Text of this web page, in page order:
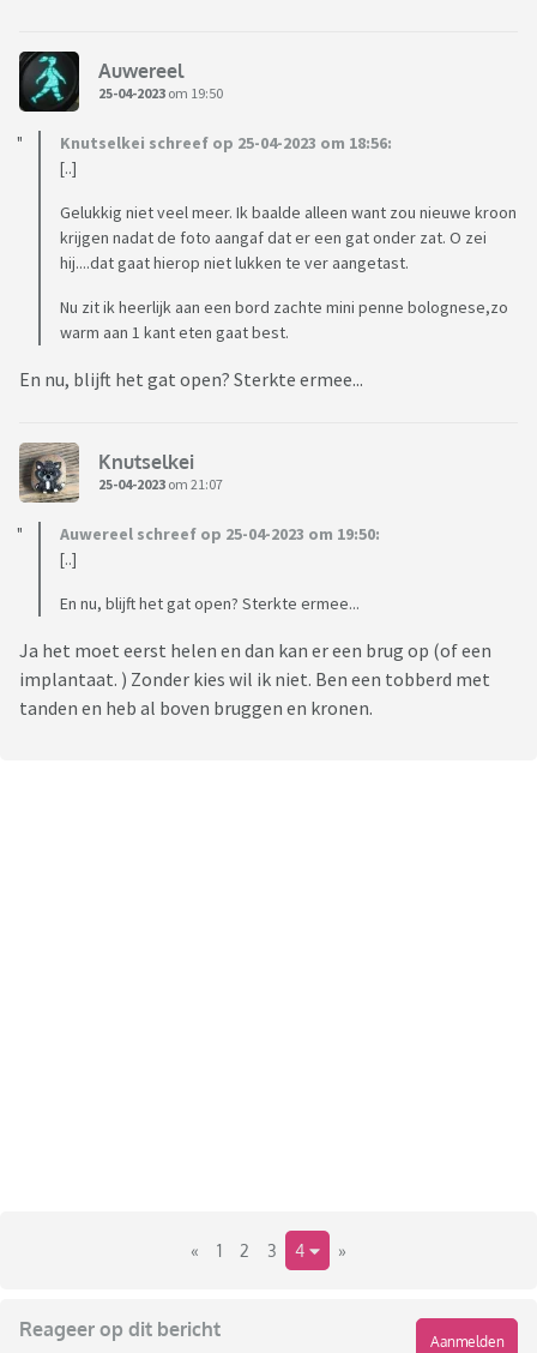
Auwereel
25-04-2023 om 19:50
Knutselkei schreef op 25-04-2023 om 18:56:
[..]
Gelukkig niet veel meer. Ik baalde alleen want zou nieuwe kroon
krijgen nadat de foto aangaf dat er een gat onder zat. O zei
hij....dat gaat hierop niet lukken te ver aangetast.
Nu zit ik heerlijk aan een bord zachte mini penne bolognese,zo
warm aan 1 kant eten gaat best.
En nu, blijft het gat open? Sterkte ermee...
Knutselkei
25-04-2023 om 21:07
Auwereel schreef op 25-04-2023 om 19:50:
[..]
En nu, blijft het gat open? Sterkte ermee...
Ja het moet eerst helen en dan kan er een brug op (of een
implantaat. ) Zonder kies wil ik niet. Ben een tobberd met
tanden en heb al boven bruggen en kronen.
« 1 2 3 4 »
Reageer op dit bericht
Aanmelden